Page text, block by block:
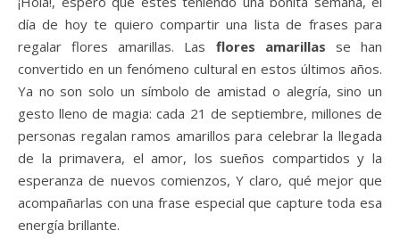
día de hoy te quiero compartir una lista de frases para
regalar flores amarillas. Las flores amarillas se han
convertido en un fenómeno cultural en estos últimos años.
Ya no son solo un símbolo de amistad o alegría, sino un
gesto lleno de magia: cada 21 de septiembre, millones de
personas regalan ramos amarillos para celebrar la llegada
de la primavera, el amor, los sueños compartidos y la
esperanza de nuevos comienzos, Y claro, qué mejor que
acompañarlas con una frase especial que capture toda esa
energía brillante.